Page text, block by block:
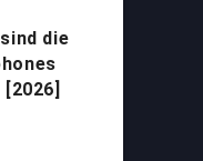
die